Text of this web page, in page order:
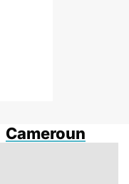
Cameroun